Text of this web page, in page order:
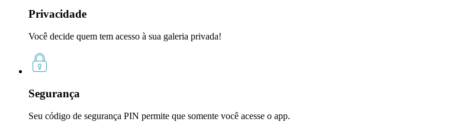
Privacidade
Você decide quem tem acesso à sua galeria privada!
Segurança
Seu código de segurança PIN permite que somente você acesse o app.